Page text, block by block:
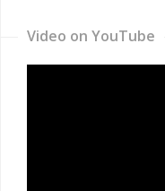
Video on YouTube